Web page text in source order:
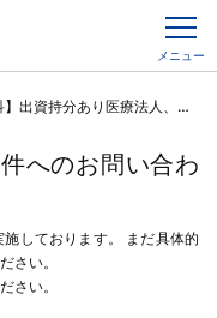
メニュー
、アクセス良好、投資額を抑えた承継が可能です
へのお問い合わ
しております。
まだ具体的
さい。
さい。